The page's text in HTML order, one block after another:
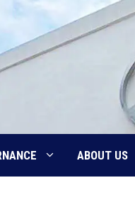
ABOUT US